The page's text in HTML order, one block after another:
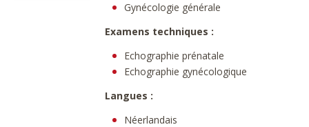
Gynécologie générale
Examens techniques :
Echographie prénatale
Echographie gynécologique
Langues :
Néerlandais